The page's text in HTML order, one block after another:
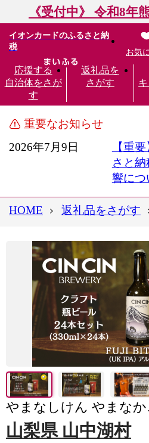
《受付中》 令和8年
イオンカードのふるさと納
税
応援する
自治体をさが
す
返礼品を
さがす
お気
重要なお知らせ
2026年7月9日
【重
さと
響につ
HOME 返礼品をさがす
やまなしけん やまなか
山梨県 山中湖村